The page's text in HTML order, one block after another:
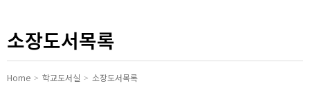
학교도서실
소장도서목록
Home 학교도서실 소장도서목록